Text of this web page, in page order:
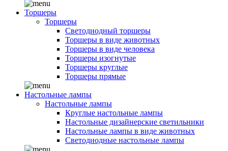
Торшеры
Торшеры
Светодиодный торшеры
Торшеры в виде животных
Торшеры в виде человека
Торшеры изогнутые
Торшеры круглые
Торшеры прямые
Настольные лампы
Настольные лампы
Круглые настольные лампы
Настольные дизайнерские светильники
Настольные лампы в виде животных
Светодиодные настольные лампы